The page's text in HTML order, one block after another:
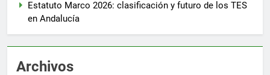
Estatuto Marco 2026: clasificación y futuro de los TES
en Andalucía
Archivos